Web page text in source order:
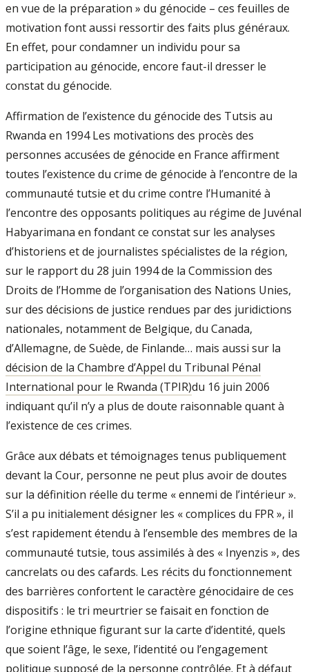
en vue de la préparation » du génocide – ces feuilles de
motivation font aussi ressortir des faits plus généraux.
En effet, pour condamner un individu pour sa
participation au génocide, encore faut-il dresser le
constat du génocide.
Affirmation de l’existence du génocide des Tutsis au
Rwanda en 1994 Les motivations des procès des
personnes accusées de génocide en France affirment
toutes l’existence du crime de génocide à l’encontre de la
communauté tutsie et du crime contre l’Humanité à
l’encontre des opposants politiques au régime de Juvénal
Habyarimana en fondant ce constat sur les analyses
d’historiens et de journalistes spécialistes de la région,
sur le rapport du 28 juin 1994 de la Commission des
Droits de l’Homme de l’organisation des Nations Unies,
sur des décisions de justice rendues par des juridictions
nationales, notamment de Belgique, du Canada,
d’Allemagne, de Suède, de Finlande… mais aussi sur la
décision de la Chambre d’Appel du Tribunal Pénal
International pour le Rwanda (TPIR)du 16 juin 2006
indiquant qu’il n’y a plus de doute raisonnable quant à
l’existence de ces crimes.
Grâce aux débats et témoignages tenus publiquement
devant la Cour, personne ne peut plus avoir de doutes
sur la définition réelle du terme « ennemi de l’intérieur ».
S’il a pu initialement désigner les « complices du FPR », il
s’est rapidement étendu à l’ensemble des membres de la
communauté tutsie, tous assimilés à des « Inyenzis », des
cancrelats ou des cafards. Les récits du fonctionnement
des barrières confortent le caractère génocidaire de ces
dispositifs : le tri meurtrier se faisait en fonction de
l’origine ethnique figurant sur la carte d’identité, quels
que soient l’âge, le sexe, l’identité ou l’engagement
politique supposé de la personne contrôlée. Et à défaut